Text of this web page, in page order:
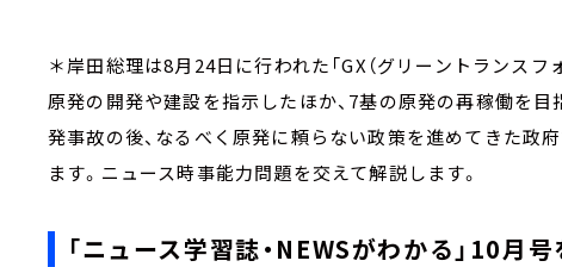
＊岸田総理は8月24日に行われた「GX（グリーントランスフ
原発の開発や建設を指示したほか、7基の原発の再稼働を
発事故の後、なるべく原発に頼らない政策を進めてきた政
ます。ニュース時事能力問題を交えて解説します。
「ニュース学習誌・NEWSがわかる」10月